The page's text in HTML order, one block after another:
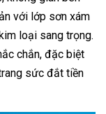
với lớp sơn xám
loại sang trọng.
chắn, đặc biệt
sức đắt tiền